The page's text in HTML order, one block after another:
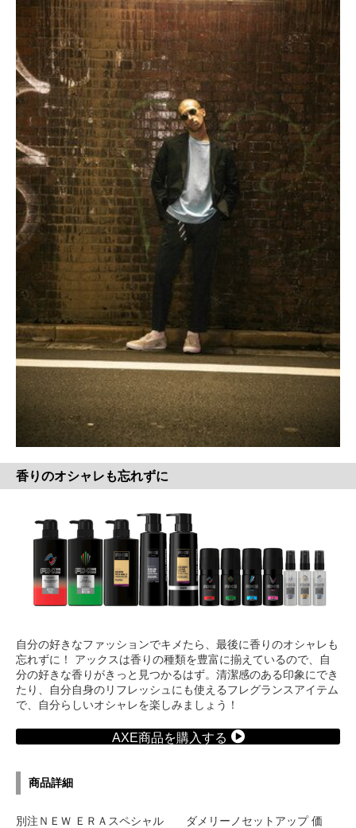
香りのオシャレも忘れずに
自分の好きなファッションでキメたら、最後に香りのオシャレも
忘れずに！ アックスは香りの種類を豊富に揃えているので、自
分の好きな香りがきっと見つかるはず。清潔感のある印象にでき
たり、自分自身のリフレッシュにも使えるフレグランスアイテム
で、自分らしいオシャレを楽しみましょう！
AXE商品を購入する
商品詳細
別注ＮＥＷ ＥＲＡスペシャル ダメリーノセットアップ 価